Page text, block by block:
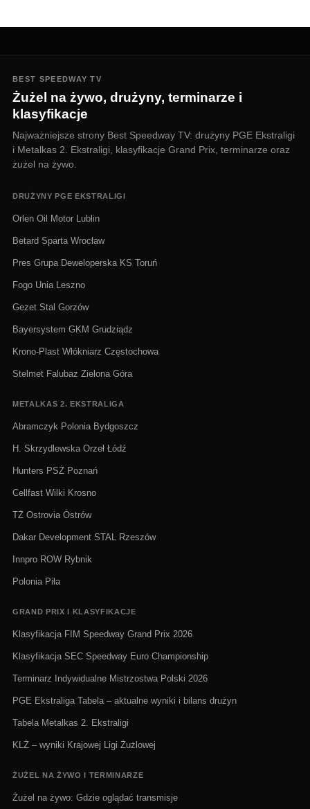
BEST SPEEDWAY TV
Żużel na żywo, drużyny, terminarze i
klasyfikacje
Najważniejsze strony Best Speedway TV: drużyny PGE Ekstraligi
i Metalkas 2. Ekstraligi, klasyfikacje Grand Prix, terminarze oraz
żużel na żywo.
DRUŻYNY PGE EKSTRALIGI
Orlen Oil Motor Lublin
Betard Sparta Wrocław
Pres Grupa Deweloperska KS Toruń
Fogo Unia Leszno
Gezet Stal Gorzów
Bayersystem GKM Grudziądz
Krono-Plast Włókniarz Częstochowa
Stelmet Falubaz Zielona Góra
METALKAS 2. EKSTRALIGA
Abramczyk Polonia Bydgoszcz
H. Skrzydlewska Orzeł Łódź
Hunters PSŻ Poznań
Cellfast Wilki Krosno
TŻ Ostrovia Ostrów
Dakar Development STAL Rzeszów
Innpro ROW Rybnik
Polonia Piła
GRAND PRIX I KLASYFIKACJE
Klasyfikacja FIM Speedway Grand Prix 2026
Klasyfikacja SEC Speedway Euro Championship
Terminarz Indywidualne Mistrzostwa Polski 2026
PGE Ekstraliga Tabela – aktualne wyniki i bilans drużyn
Tabela Metalkas 2. Ekstraligi
KLŻ – wyniki Krajowej Ligi Żużlowej
ŻUŻEL NA ŻYWO I TERMINARZE
Żużel na żywo: Gdzie oglądać transmisje